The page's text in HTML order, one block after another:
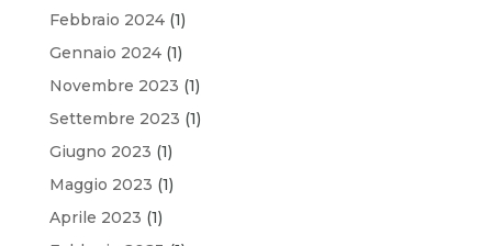
Febbraio 2024(1)
Gennaio 2024(1)
Novembre 2023 (1)
Settembre 2023 (1)
Giugno 2023 (1)
Maggio 2023 (1)
Aprile 2023 (1)